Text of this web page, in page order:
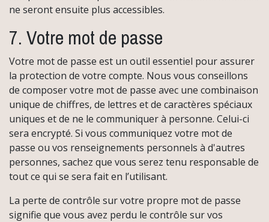
ne seront ensuite plus accessibles.
7. Votre mot de passe
Votre mot de passe est un outil essentiel pour assurer
la protection de votre compte. Nous vous conseillons
de composer votre mot de passe avec une combinaison
unique de chiffres, de lettres et de caractères spéciaux
uniques et de ne le communiquer à personne. Celui-ci
sera encrypté. Si vous communiquez votre mot de
passe ou vos renseignements personnels à d'autres
personnes, sachez que vous serez tenu responsable de
tout ce qui se sera fait en l’utilisant.
La perte de contrôle sur votre propre mot de passe
signifie que vous avez perdu le contrôle sur vos